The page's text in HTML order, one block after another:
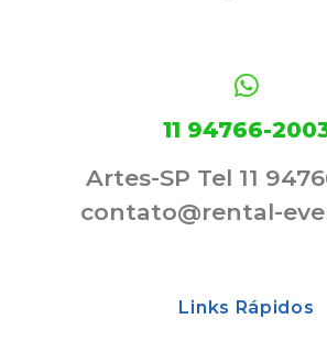
11 94766-
Artes-SP Tel 11
contato@rental-
Links Rápidos